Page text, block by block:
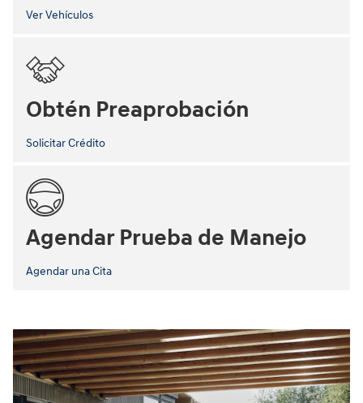
Ver Vehículos
Obtén Preaprobación
Solicitar Crédito
Agendar Prueba de Manejo
Agendar una Cita